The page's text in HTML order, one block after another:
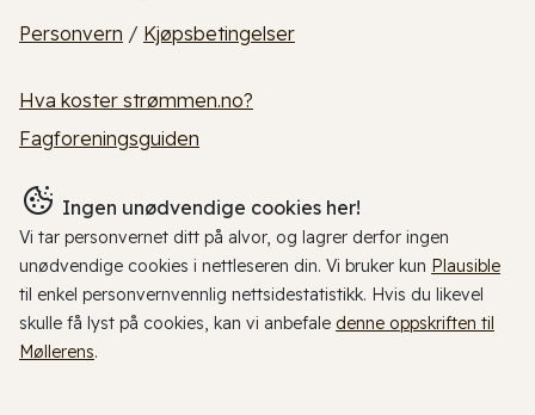
Personvern / Kjøpsbetingelser
Hva koster strømmen.no?
Fagforeningsguiden
Ingen unødvendige cookies her!
Vi tar personvernet ditt på alvor, og lagrer derfor ingen
unødvendige cookies i nettleseren din. Vi bruker kun Plausible
til enkel personvernvennlig nettsidestatistikk. Hvis du likevel
skulle få lyst på cookies, kan vi anbefale denne oppskriften til
Møllerens.